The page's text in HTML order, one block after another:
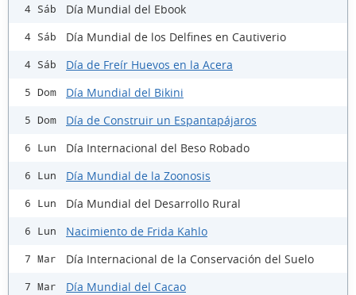
4 Sáb Día Mundial del Ebook
4 Sáb Día Mundial de los Delfines en Cautiverio
4 Sáb Día de Freír Huevos en la Acera
5 Dom Día Mundial del Bikini
5 Dom Día de Construir un Espantapájaros
6 Lun Día Internacional del Beso Robado
6 Lun Día Mundial de la Zoonosis
6 Lun Día Mundial del Desarrollo Rural
6 Lun Nacimiento de Frida Kahlo
7 Mar Día Internacional de la Conservación del Suelo
7 Mar Día Mundial del Cacao